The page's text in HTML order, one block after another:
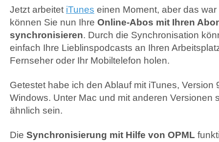
Jetzt arbeitet iTunes einen Moment, aber das
können Sie nun Ihre Online-Abos mit Ihren
synchronisieren. Durch die Synchronisation
einfach Ihre Lieblinspodcasts an Ihren
Fernseher oder Ihr Mobiltelefon holen.
Getestet habe ich den Ablauf mit iTunes, Version
Windows. Unter Mac und mit anderen Versionen
ähnlich sein.
Die Synchronisierung mit Hilfe von OPML